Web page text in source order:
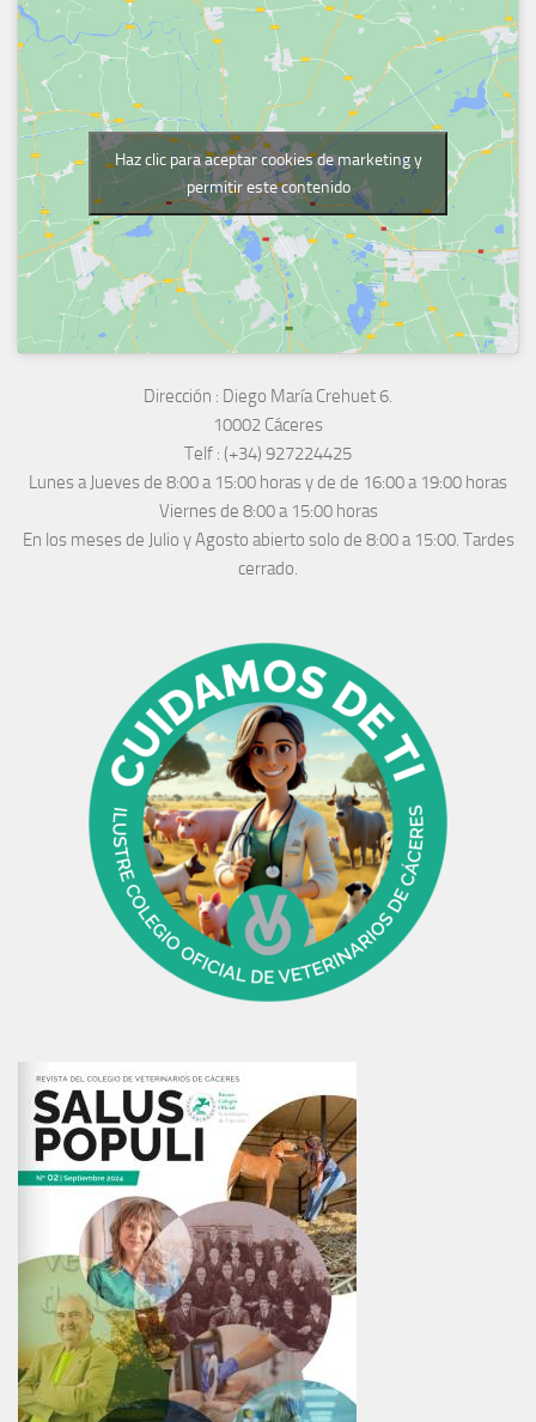
Haz clic para aceptar cookies de marketing y
permitir este contenido
Dirección : Diego María Crehuet 6.
10002 Cáceres
Telf : (+34) 927224425
Lunes a Jueves de 8:00 a 15:00 horas y de de 16:00 a 19:00 horas
Viernes de 8:00 a 15:00 horas
En los meses de Julio y Agosto abierto solo de 8:00 a 15:00. Tardes
cerrado.